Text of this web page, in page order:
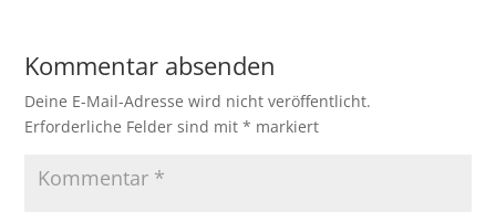
Kommentar absenden
Deine E-Mail-Adresse wird nicht veröffentlicht.
Erforderliche Felder sind mit* markiert